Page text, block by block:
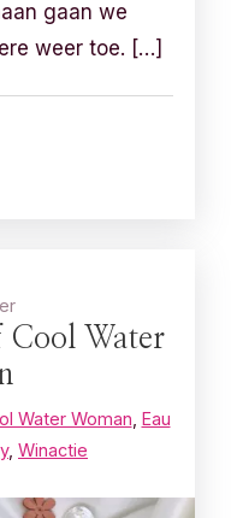
gaan we
weer toe. […]
Cool Water
Water Woman Eau
, Winactie